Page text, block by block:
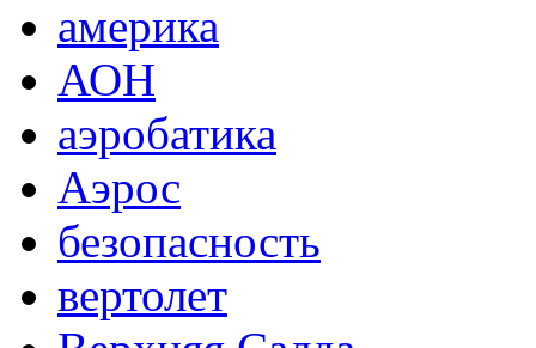
америка
АОН
аэробатика
Аэрос
безопасность
вертолет